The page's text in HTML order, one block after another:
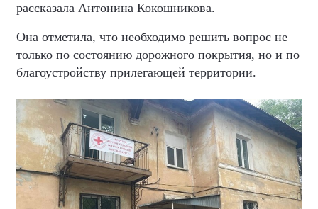
рассказала Антонина Кокошникова.
Она отметила, что необходимо решить вопрос не
только по состоянию дорожного покрытия, но и по
благоустройству прилегающей территории.